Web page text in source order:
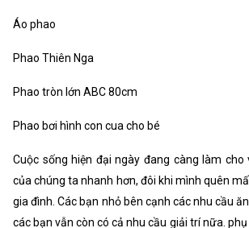
Áo phao
Phao Thiên Nga
Phao tròn lớn ABC 80cm
Phao bơi hình con cua cho bé
Cuộc sống hiện đại ngày đang càng làm cho
của chúng ta nhanh hơn, đôi khi mình quên
gia đình. Các bạn nhỏ bên cạnh các nhu cầu
các bạn vẫn còn có cả nhu cầu giải trí nữa.